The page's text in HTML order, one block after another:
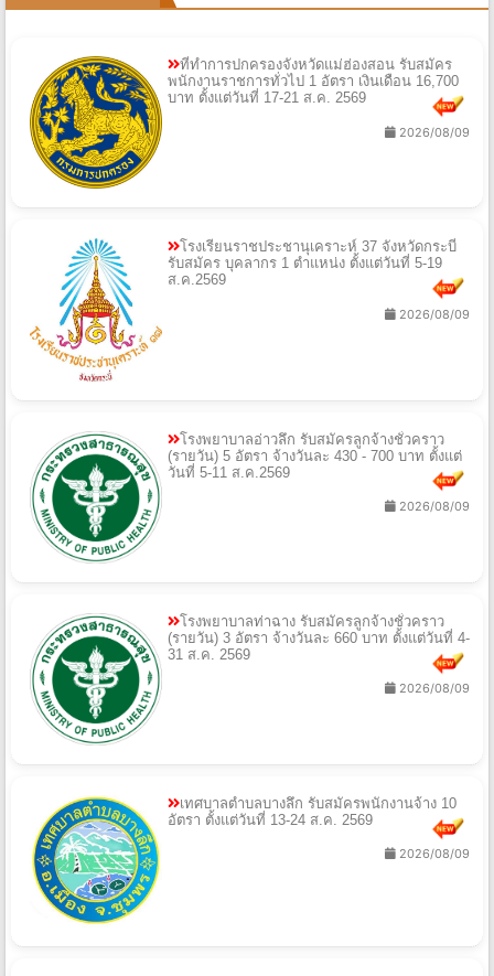
ที่ทำการปกครองจังหวัดแม่ฮ่องสอน รับสมัคร
พนักงานราชการทั่วไป 1 อัตรา เงินเดือน 16,700
บาท ตั้งแต่วันที่ 17-21 ส.ค. 2569
2026/08/09
โรงเรียนราชประชานุเคราะห์ 37 จังหวัดกระบี่
รับสมัคร บุคลากร 1 ตำแหน่ง ตั้งแต่วันที่ 5-19
ส.ค.2569
2026/08/09
โรงพยาบาลอ่าวลึก รับสมัครลูกจ้างชั่วคราว
(รายวัน) 5 อัตรา จ้างวันละ 430 - 700 บาท ตั้งแต่
วันที่ 5-11 ส.ค.2569
2026/08/09
โรงพยาบาลท่าฉาง รับสมัครลูกจ้างชั่วคราว
(รายวัน) 3 อัตรา จ้างวันละ 660 บาท ตั้งแต่วันที่ 4-
31 ส.ค. 2569
2026/08/09
เทศบาลตำบลบางลึก รับสมัครพนักงานจ้าง 10
อัตรา ตั้งแต่วันที่ 13-24 ส.ค. 2569
2026/08/09